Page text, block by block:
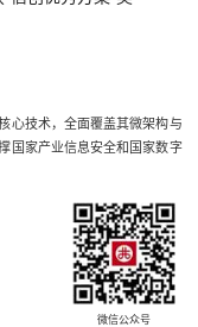
心技术，全面覆盖其微架构与
国家产业信息安全和国家数字
微信公众号